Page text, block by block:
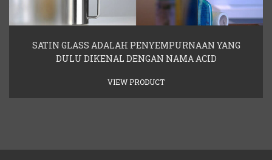
SATIN GLASS ADALAH PENYEMPURNAAN YANG
DULU DIKENAL DENGAN NAMA ACID
VIEW PRODUCT